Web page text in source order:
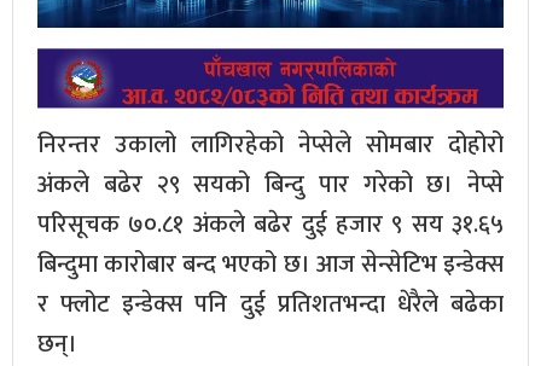
निरन्तर उकालो लागिरहेको नेप्सेले सोमबार दोहोरो
अंकले बढेर २९ सयको बिन्दु पार गरेको छ। नेप्से
परिसूचक ७०.८१ अंकले बढेर दुई हजार ९ सय ३१.६५
बिन्दुमा कारोबार बन्द भएको छ। आज सेन्सेटिभ इन्डेक्स
र फ्लोट इन्डेक्स पनि दुई प्रतिशतभन्दा धेरैले बढेका
छन्।